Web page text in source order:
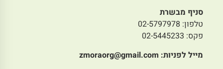
סניף מבשרת
טלפון: 02-5797978
פקס: 02-5445233
מייל לפניות: zmoraorg@gmail.com